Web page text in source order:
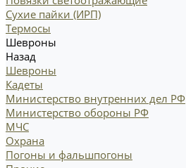
Сухие пайки (ИРП)
Термосы
Шевроны
Назад
Шевроны
Кадеты
Министерство внутренних дел РФ
Министерство обороны РФ
МЧС
Охрана
Погоны и фальшпогоны